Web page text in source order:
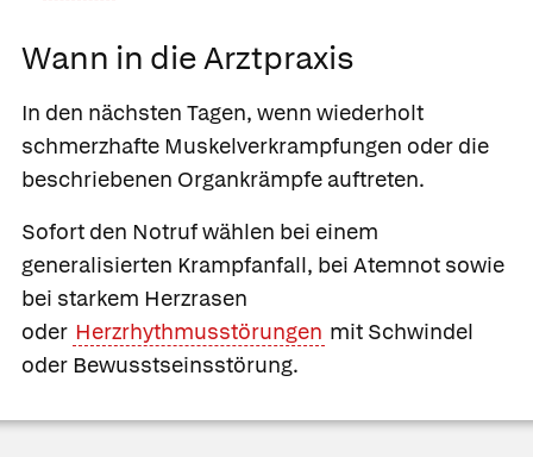
Wann in die Arztpraxis
In den nächsten Tagen, wenn wiederholt
schmerzhafte Muskelverkrampfungen oder die
beschriebenen Organkrämpfe auftreten.
Sofort den Notruf wählen bei einem
generalisierten Krampfanfall, bei Atemnot sowie
bei starkem Herzrasen
oder Herzrhythmusstörungen mit Schwindel
oder Bewusstseinsstörung.